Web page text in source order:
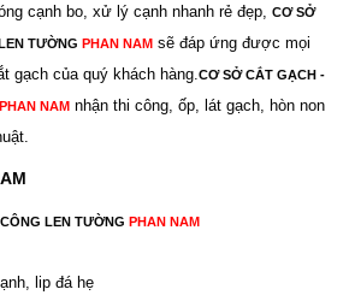
cạnh bo, xử lý cạnh nhanh rẻ đẹp,
CƠ SỞ
TƯỜNG PHAN NAMsẽ đáp ứng được mọi
gạch của quý khách hàng. CƠ SỞ CẮT GẠCH -
PHAN NAMnhận thi công, ốp, lát gạch, hòn non
LEN TƯỜNG PHAN NAM
lip đá hẹ